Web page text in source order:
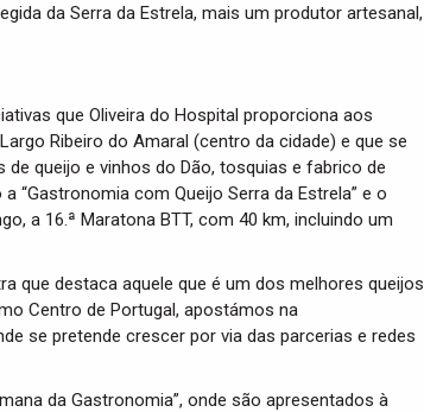
da Serra da Estrela, mais um produtor artesanal,
que Oliveira do Hospital proporciona aos
Ribeiro do Amaral (centro da cidade) e que se
queijo e vinhos do Dão, tosquias e fabrico de
“Gastronomia com Queijo Serra da Estrela” e o
a 16.ª Maratona BTT, com 40 km, incluindo um
que destaca aquele que é um dos melhores queijos
Centro de Portugal, apostámos na
se pretende crescer por via das parcerias e redes
da Gastronomia”, onde são apresentados à